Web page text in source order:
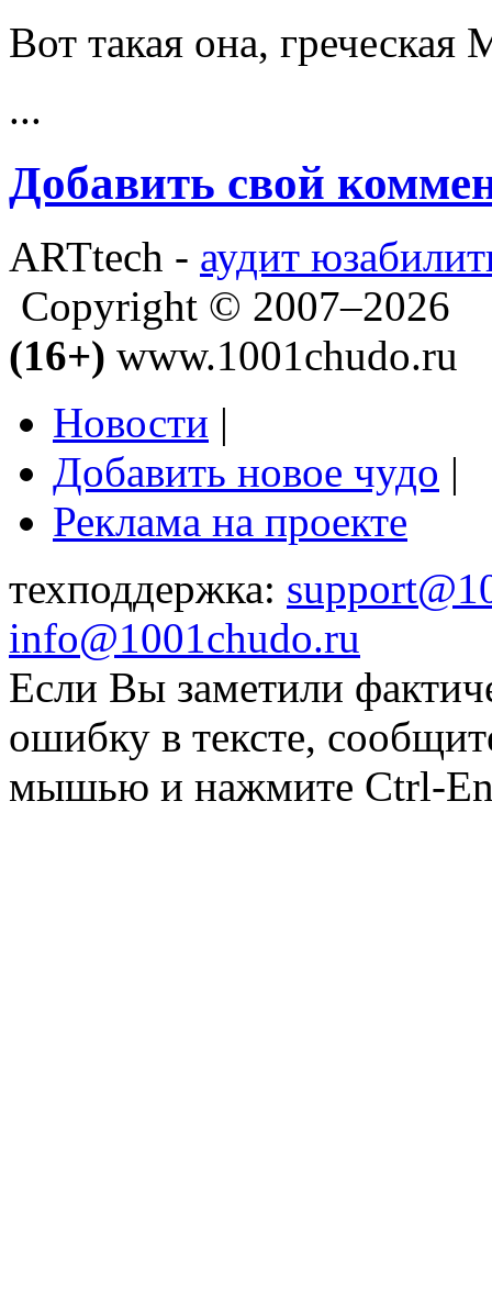
Вот такая она, греческая
...
Добавить свой
ARTtech - аудит
Copyright © 2007–2026
(16+) www.1001chudo.ru
Новости |
Добавить новое чудо |
Реклама на проекте
техподдержка:
info@1001chudo.ru
Если Вы заметили
ошибку в тексте,
мышью и нажмите Ctrl-